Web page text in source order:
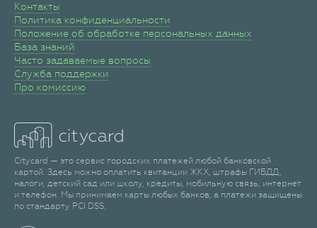
Контакты
Политика конфиденциальности
Положение об обработке персональных данных
База знаний
Часто задаваемые вопросы
Служба поддержки
Про комиссию
Citycard — это сервис городских платежей любой банковской
картой. Здесь можно оплатить квитанции ЖКХ, штрафы ГИБДД,
налоги, детский сад или школу, кредиты, мобильную связь, интернет
и телефон. Мы принимаем карты любых банков, а платежи защищены
по стандарту PCI DSS.